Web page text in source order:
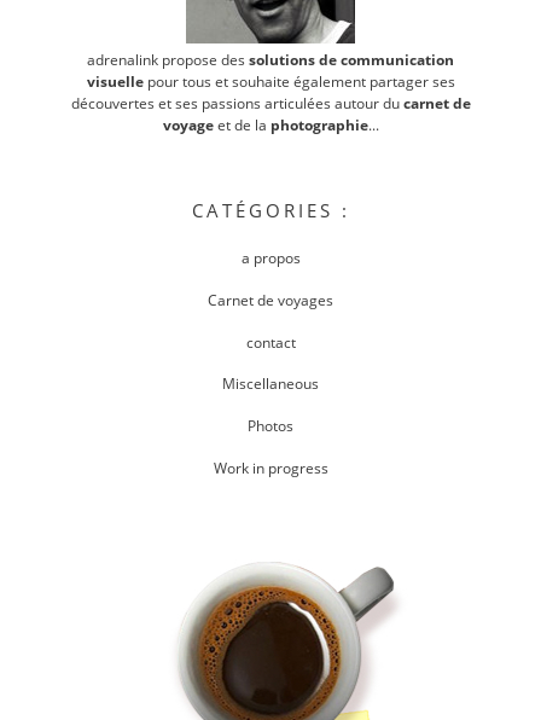
adrenalink propose des solutions de communication
visuellepour tous et souhaite également partager ses
découvertes et ses passions articulées autour ducarnet de
voyageet de la photographie...
CATÉGORIES :
a propos
Carnet de voyages
contact
Miscellaneous
Photos
Work in progress